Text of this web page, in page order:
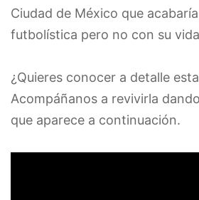
Ciudad de México que
futbolística pero no con su
¿Quieres conocer a detalle
Acompáñanos a revivirla
que aparece a continuación.